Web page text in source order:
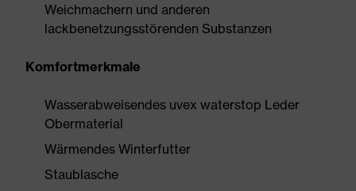
Weichmachern und anderen
lackbenetzungsstörenden Substanzen
Komfortmerkmale
Wasserabweisendes uvex waterstop Leder
Obermaterial
Wärmendes Winterfutter
Staublasche